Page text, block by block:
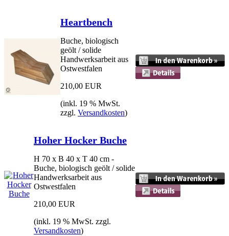
Heartbench
Buche, biologisch
geölt / solide
Handwerksarbeit aus
Ostwestfalen
210,00 EUR
(inkl. 19 % MwSt.
zzgl. Versandkosten)
Hoher Hocker Buche
H 70 x B 40 x T 40 cm -
Buche, biologisch geölt / solide
Handwerksarbeit aus
Ostwestfalen
210,00 EUR
(inkl. 19 % MwSt. zzgl.
Versandkosten)